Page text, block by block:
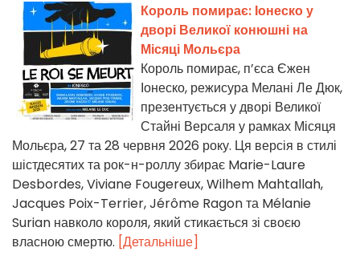
Король помирає: Іонеско у
дворі Великої конюшні на
Місяці Мольєра
Король помирає, п’єса Єжен
Іонеско, режисура Мелані Ле Дюк,
презентується у дворі Великої
Стайні Версаля у рамках Місяця
Мольєра, 27 та 28 червня 2026 року. Ця версія в стилі
шістдесятих та рок-н-роллу збирає Marie-Laure
Desbordes, Viviane Fougereux, Wilhem Mahtallah,
Jacques Poix-Terrier, Jérôme Ragon та Mélanie
Surian навколо короля, який стикається зі своєю
власною смертю. [Детальніше]